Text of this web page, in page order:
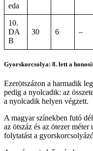
eda
10.
DA
B
30 6 –
Gyorskorcsolya: 8. lett a
Ezerötszázon a harmadik
pedig a nyolcadik: az
a nyolcadik helyen végzett.
A magyar színekben futó
az ötszáz és az ötezer
folytatást a